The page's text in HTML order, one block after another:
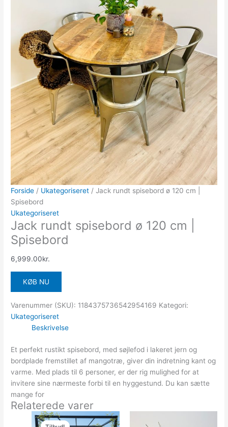
Forside / Ukategoriseret / Jack rundt spisebord ø 120 cm |
Spisebord
Ukategoriseret
Jack rundt spisebord ø 120 cm |
Spisebord
6,999.00kr.
KØB NU
Varenummer (SKU): 1184375736542954169 Kategori:
Ukategoriseret
Beskrivelse
Et perfekt rustikt spisebord, med søjlefod i lakeret jern og
bordplade fremstillet af mangotræ, giver din indretning kant og
varme. Med plads til 6 personer, er der rig mulighed for at
invitere sine nærmeste forbi til en hyggestund. Du kan sætte
mange for
Relaterede varer
Den
oprindelige
Den
aktuelle